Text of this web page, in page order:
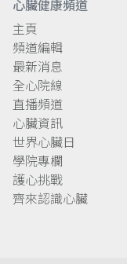
心臟健康頻道
主頁
頻道編輯
最新消息
全心院線
直播頻道
心臟資訊
世界心臟日
學院專欄
護心挑戰
齊來認識心臟